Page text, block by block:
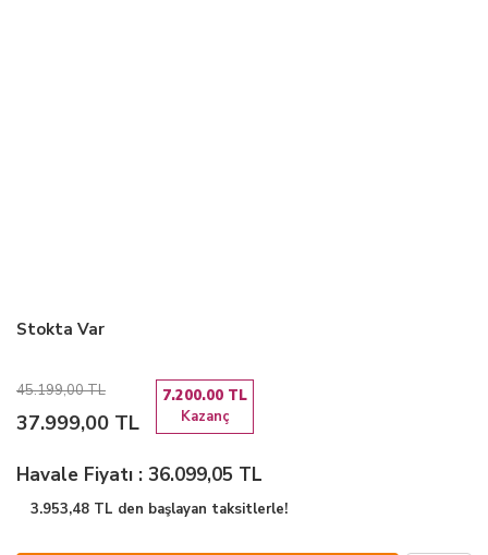
Stokta Var
37.999,00 TL
45.199,00 TL
Kazanç
7.200.00 TL
Havale Fiyatı : 36.099,05 TL
3.953,48 TL den başlayan taksitlerle!